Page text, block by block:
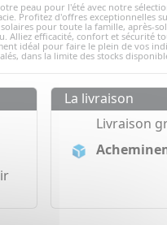
peau pour l'été avec notre
Profitez d'offres exceptionnelles
pour toute la famille, après-
Alliez efficacité, confort et sécurité
idéal pour faire le plein de vos
dans la limite des stocks
La livraison
Livraison